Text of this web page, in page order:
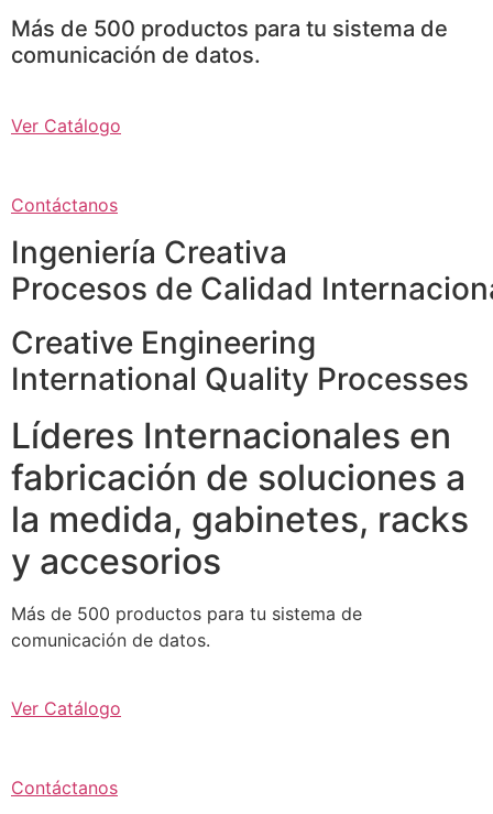
Más de 500 productos para tu sistema de
comunicación de datos.
Ver Catálogo
Contáctanos
Ingeniería Creativa
Procesos de Calidad
Creative Engineering
International Quality Processes
Líderes Internacionales en
fabricación de soluciones a
la medida, gabinetes, racks
y accesorios
Más de 500 productos para tu sistema de
comunicación de datos.
Ver Catálogo
Contáctanos